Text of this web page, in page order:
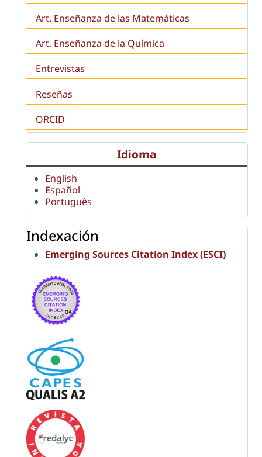
Art. Enseñanza de las Matemáticas
Art. Enseñanza de la Química
Entrevistas
Reseñas
ORCID
Idioma
English
Español
Português
Indexación
Emerging Sources Citation Index (ESCI)